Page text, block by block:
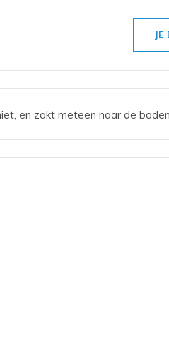
JE
en zakt meteen naar de